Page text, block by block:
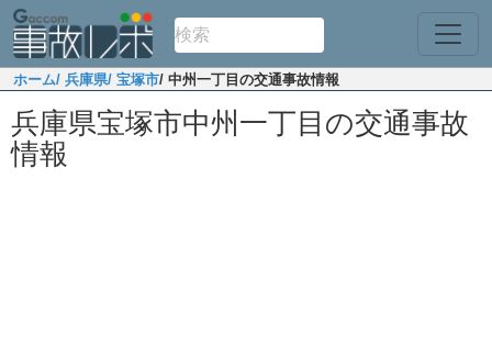
ホーム/ 兵庫県/ 宝塚市/ 中州一丁目の交通事故情報
兵庫県宝塚市中州一丁目の交通事故
情報